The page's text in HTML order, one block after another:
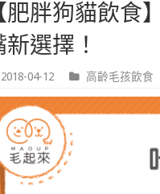
肥胖狗貓飲食
新選擇！
2018-04-12 高齡毛孩飲食